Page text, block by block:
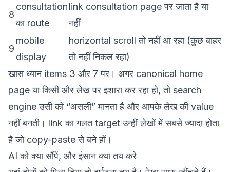
8
consultation
का route
link consultation page पर जाता है या
नहीं
9
mobile
display
horizontal scroll तो नहीं आ रहा (कुछ बाहर
तो नहीं निकल रहा)
खास ध्यान items 3 और 7 पर। अगर canonical home
page या किसी और लेख पर इशारा कर रहा हो, तो search
engine उसी को “असली” मानता है और आपके लेख की value
नहीं बनती। link का गलत target उन्हीं लेखों में सबसे ज्यादा होता
है जो copy-paste से बने हों।
AI को क्या सौंपें, और इंसान क्या तय करे